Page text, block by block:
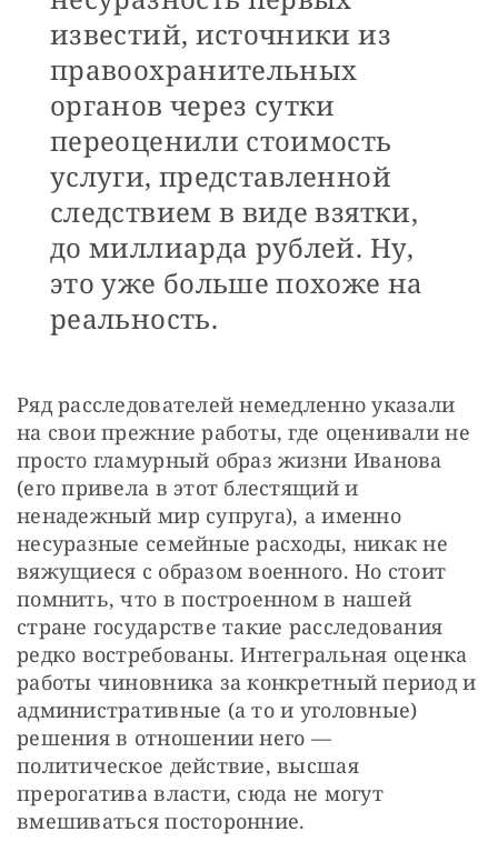
известий, источники из
правоохранительных
органов через сутки
переоценили стоимость
услуги, представленной
следствием в виде взятки,
до миллиарда рублей. Ну,
это уже больше похоже на
реальность.
Ряд расследователей немедленно указали
на свои прежние работы, где оценивали не
просто гламурный образ жизни Иванова
(его привела в этот блестящий и
ненадежный мир супруга), а именно
несуразные семейные расходы, никак не
вяжущиеся с образом военного. Но стоит
помнить, что в построенном в нашей
стране государстве такие расследования
редко востребованы. Интегральная оценка
работы чиновника за конкретный период и
административные (а то и уголовные)
решения в отношении него —
политическое действие, высшая
прерогатива власти, сюда не могут
вмешиваться посторонние.